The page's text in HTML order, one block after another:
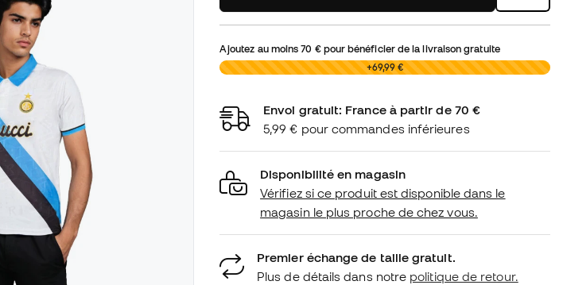
Ajoutez au moins70 €pour bénéficier de la livraison gratuite
0,00 € +69,99 €
Envoi gratuit: France à partir de 70 €
5,99 € pour commandes inférieures
Disponibilité en magasin
Vérifiez si ce produit est disponible dans le
magasin le plus proche de chez vous.
Premier échange de taille gratuit.
Plus de détails dans notre politique de retour.